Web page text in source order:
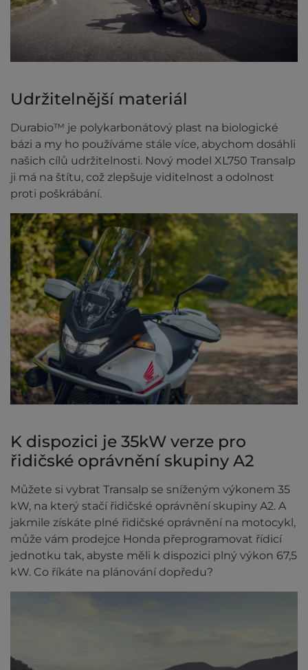
Udržitelnější materiál
Durabio™ je polykarbonátový plast na biologické
bázi a my ho používáme stále více, abychom dosáhli
našich cílů udržitelnosti. Nový model XL750 Transalp
ji má na štítu, což zlepšuje viditelnost a odolnost
proti poškrábání.
K dispozici je 35kW verze pro
řidičské oprávnění skupiny A2
Můžete si vybrat Transalp se sníženým výkonem 35
kW, na který stačí řidičské oprávnění skupiny A2. A
jakmile získáte plné řidičské oprávnění na motocykl,
může vám prodejce Honda přeprogramovat řídicí
jednotku tak, abyste měli k dispozici plný výkon 67,5
kW. Co říkáte na plánování dopředu?